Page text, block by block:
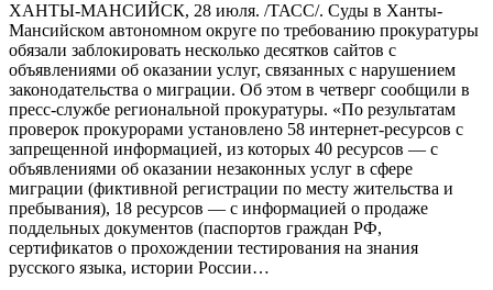
ХАНТЫ-МАНСИЙСК, 28 июля. /ТАСС/. Суды в Ханты-
Мансийском автономном округе по требованию прокуратуры
обязали заблокировать несколько десятков сайтов с
объявлениями об оказании услуг, связанных с нарушением
законодательства о миграции. Об этом в четверг сообщили в
пресс-службе региональной прокуратуры. «По результатам
проверок прокурорами установлено 58 интернет-ресурсов с
запрещенной информацией, из которых 40 ресурсов — с
объявлениями об оказании незаконных услуг в сфере
миграции (фиктивной регистрации по месту жительства и
пребывания), 18 ресурсов — с информацией о продаже
поддельных документов (паспортов граждан РФ,
сертификатов о прохождении тестирования на знания
русского языка, истории России…